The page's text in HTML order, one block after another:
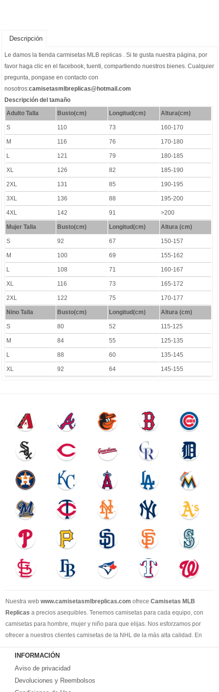
Descripción
Le damos la tienda carmisetas MLB replicas . Si te gusta nuestra página, por
favor haga clic en el facebook, tuenti, compartiendo nuestros bienes. Cualquier
pregunta, pongase en contacto con
nosotros:camisetasmlbreplicas@hotmail.com
Descripción del tamaño
Adulto Talla
Busto(cm) Longitud(cm) Altura(cm)
S 110 73 160-170
M 116 76 170-180
L 121 79 180-185
XL 126 82 185-190
2XL 131 85 190-195
3XL 136 88 195-200
4XL 142 91 >200
Mujer Talla Busto(cm) Longitud(cm) Altura (cm)
S 92 67 150-157
M 100 69 155-162
L 108 71 160-167
XL 116 73 165-172
2XL 122 75 170-177
Nino Talla Busto(cm) Longitud(cm) Altura (cm)
S 80 52 115-125
M 84 55 125-135
L 88 60 135-145
XL 92 64 145-155
Nuestra web www.camisetasmlbreplicas.com ofrece Camisetas MLB
Replicas a precios asequibles. Tenemos camisetas para cada equipo, con
camisetas para hombre, mujer y niño para que elijas. Nos esforzamos por
ofrecer a nuestros clientes camisetas de la NHL de la más alta calidad. En
2025, brindaremos el mejor servicio y le permitiremos comprar los mejores
productos de camisetas de la NHL.
INFORMACIÓN
Aviso de privacidad
Devoluciones y Reembolsos